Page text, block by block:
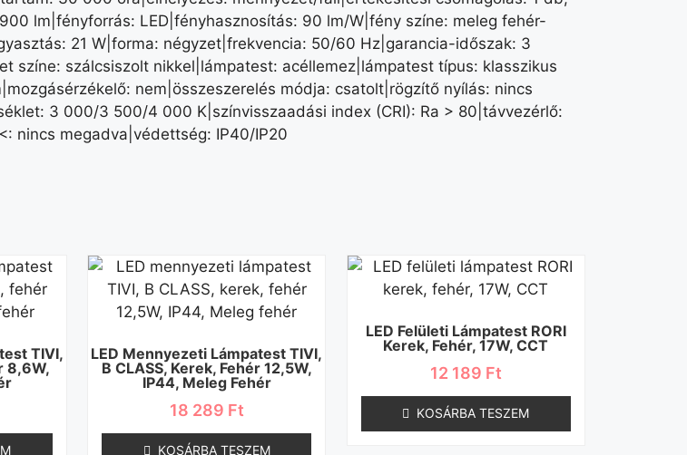
lm|fényforrás: LED|fényhasznosítás: 90 lm/W|fény színe: meleg fehér-
21 W|forma: négyzet|frekvencia: 50/60 Hz|garancia-időszak: 3
színe: szálcsiszolt nikkel|lámpatest: acéllemez|lámpatest típus: klasszikus
nem|összeszerelés módja: csatolt|rögzítő nyílás: nincs
3 000/3 500/4 000 K|színvisszaadási index (CRI): Ra > 80|távvezérlő:
nincs megadva|védettség: IP40/IP20
TIVI,
8,6W,
LED Mennyezeti Lámpatest TIVI,
B CLASS, Kerek, Fehér 12,5W,
IP44, Meleg Fehér
18 289 Ft
KOSÁRBA TESZEM
LED Felületi Lámpatest RORI
Kerek, Fehér, 17W, CCT
12 189 Ft
KOSÁRBA TESZEM